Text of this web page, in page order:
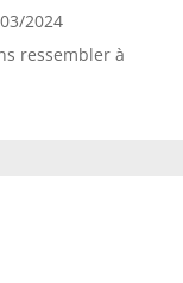
2024
ressembler à